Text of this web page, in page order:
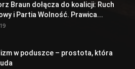
Braun dołącza do koalicji: Ruch
i Partia Wolność. Prawica...
w poduszce – prostota, która